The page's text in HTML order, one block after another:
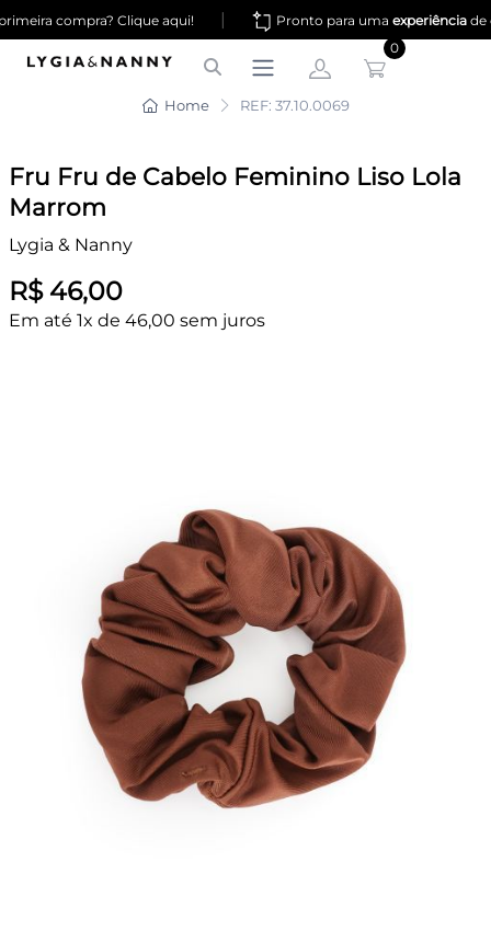
compra? Clique aqui! Pronto para umaexperiênciade
0
Home REF: 37.10.0069
Fru Fru de Cabelo Feminino Liso Lola
Marrom
Lygia & Nanny
R$ 46,00
Em até 1x de 46,00 sem juros